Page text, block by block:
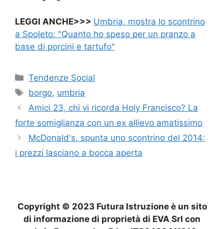
LEGGI ANCHE>>> Umbria, mostra lo scontrino
a Spoleto: "Quanto ho speso per un pranzo a
base di porcini e tartufo"
Categorie
Tendenze Social
Tag
borgo, umbria
Amici 23, chi vi ricorda Holy Francisco? La
forte somiglianza con un ex allievo amatissimo
McDonald's, spunta uno scontrino del 2014:
i prezzi lasciano a bocca aperta
Copyright © 2023 Futura Istruzione è un sito
di informazione di proprietà di EVA Srl con